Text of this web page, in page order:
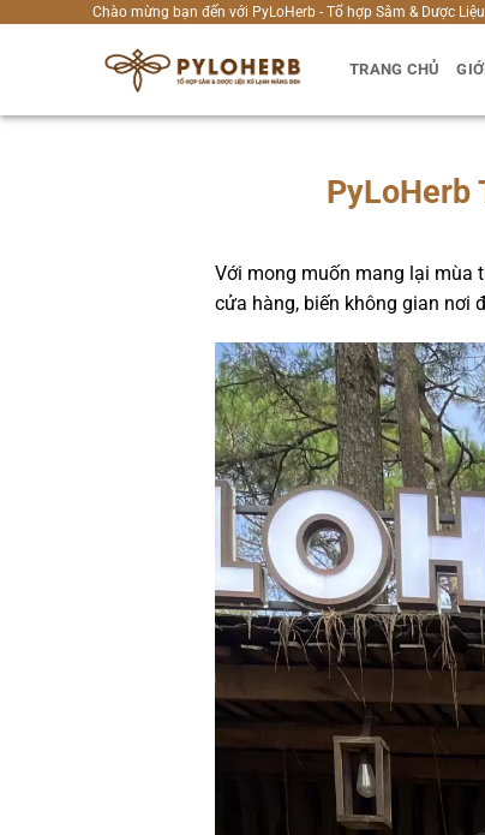
Chào mừng bạn đến với PyLoHerb - Tổ hợp Sâm & Dược
TRANG CHỦ
PyLoHerb
Với mong muốn mang lại mùa
cửa hàng, biến không gian nơi